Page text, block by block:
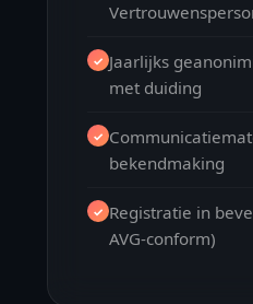
✓ Jaarlijks
met duiding
✓
bekendmaking
✓ Registratie in
AVG-conform)